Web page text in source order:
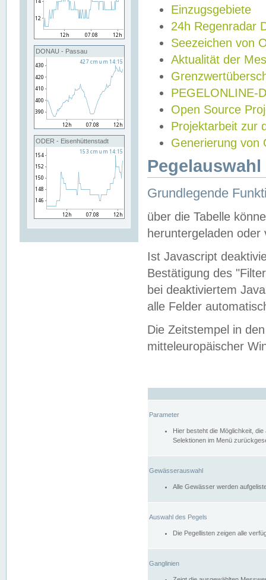
DONAU - Passau
ODER - Eisenhüttenstadt
Einzugsgebiete
24h Regenradar
Seezeichen von
Aktualität der
PEGELONLINE-
Open Source
Projektarbeit zur
Generierung von
Grundlegende
über die Tabelle
heruntergeladen oder
Ist Javascript
Bestätigung des
bei deaktiviertem
alle Felder
Die Zeitstempel in
mitteleuropäischer
Parameter
Hier besteht die Möglichkeit,
Selektionen im Menü
Gewässerauswahl
Alle Gewässer werden
Auswahl des Pegels
Die Pegellisten zeigen alle
Ganglinien